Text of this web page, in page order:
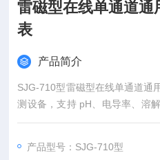
雷磁型在线单通道通
表
产品简介
SJG-710型雷磁型在线单通道通
测设备，支持 pH、电导率、溶
检测（需选配对应传感器）。 7
功能。测量精度高，如 pH误差
产品型号：SJG-710型